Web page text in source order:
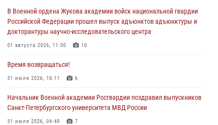
В Военной ордена Жукова академии войск национальной гвардии
Российской Федерации прошел выпуск адъюнктов адъюнктуры и
докторантуры научно-исследовательского центра
01 августа 2026, 11:00 10
Время возвращаться!
31 июля 2026, 10:11 6
Начальник Военной академии Росгвардии поздравил выпускников
Санкт-Петербургского университета МВД России
31 июля 2026, 04:49 7